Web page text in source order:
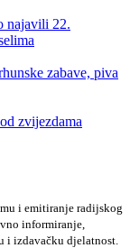
najavili 22.
zabave, piva
zvijezdama
i emitiranje radijskog
informiranje,
i izdavačku djelatnost.